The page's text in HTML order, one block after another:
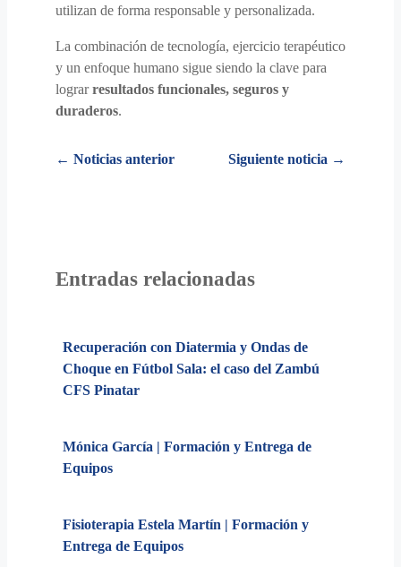
utilizan de forma responsable y personalizada.
La combinación de tecnología, ejercicio terapéutico
y un enfoque humano sigue siendo la clave para
lograrresultados funcionales, seguros y
duraderos.
Posts
← Noticias anterior Siguiente noticia →
Entradas relacionadas
Recuperación con Diatermia y Ondas de
Choque en Fútbol Sala: el caso del Zambú
CFS Pinatar
Mónica García | Formación y Entrega de
Equipos
Fisioterapia Estela Martín | Formación y
Entrega de Equipos